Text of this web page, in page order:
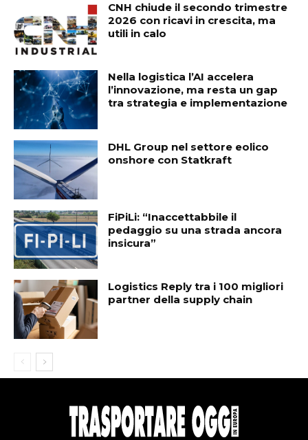
CNH chiude il secondo trimestre
2026 con ricavi in crescita, ma
utili in calo
Nella logistica l’AI accelera
l’innovazione, ma resta un gap
tra strategia e implementazione
DHL Group nel settore eolico
onshore con Statkraft
FiPiLi: “Inaccettabbile il
pedaggio su una strada ancora
insicura”
Logistics Reply tra i 100 migliori
partner della supply chain